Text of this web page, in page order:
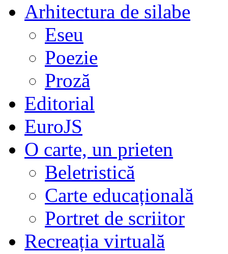
Arhitectura de silabe
Eseu
Poezie
Proză
Editorial
EuroJS
O carte, un prieten
Beletristică
Carte educațională
Portret de scriitor
Recreația virtuală